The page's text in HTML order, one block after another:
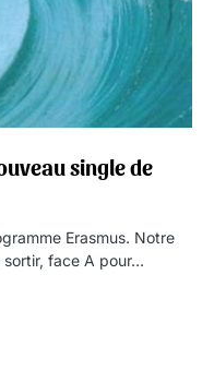
single de
Erasmus. Notre
sortir, face A pour…